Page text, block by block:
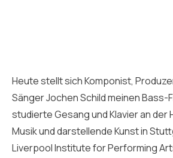
Heute stellt sich Komponist,
Sänger Jochen Schild meinen Bass-
studierte Gesang und Klavier an der
Musik und darstellende Kunst in
Liverpool Institute for Performing